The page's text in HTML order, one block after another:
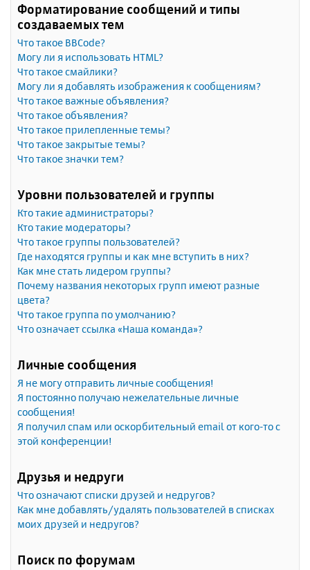
Форматирование сообщений и типы
создаваемых тем
Что такое BBCode?
Могу ли я использовать HTML?
Что такое смайлики?
Могу ли я добавлять изображения к сообщениям?
Что такое важные объявления?
Что такое объявления?
Что такое прилепленные темы?
Что такое закрытые темы?
Что такое значки тем?
Уровни пользователей и группы
Кто такие администраторы?
Кто такие модераторы?
Что такое группы пользователей?
Где находятся группы и как мне вступить в них?
Как мне стать лидером группы?
Почему названия некоторых групп имеют разные
цвета?
Что такое группа по умолчанию?
Что означает ссылка «Наша команда»?
Личные сообщения
Я не могу отправить личные сообщения!
Я постоянно получаю нежелательные личные
сообщения!
Я получил спам или оскорбительный email от кого-то с
этой конференции!
Друзья и недруги
Что означают списки друзей и недругов?
Как мне добавлять/удалять пользователей в списках
моих друзей и недругов?
Поиск по форумам